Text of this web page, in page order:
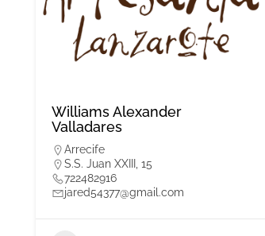
Williams Alexander
Valladares
Arrecife
S.S. Juan XXIII, 15
722482916
jared54377@gmail.com